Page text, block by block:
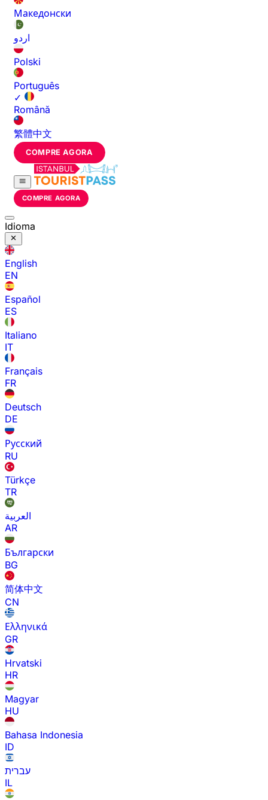
Македонски
اردو
Polski
Português
✓
Română
繁體中文
COMPRE AGORA
COMPRE AGORA
Idioma
English
EN
Español
ES
Italiano
IT
Français
FR
Deutsch
DE
Русский
RU
Türkçe
TR
العربية
AR
Български
BG
简体中文
CN
Ελληνικά
GR
Hrvatski
HR
Magyar
HU
Bahasa Indonesia
ID
עברית
IL